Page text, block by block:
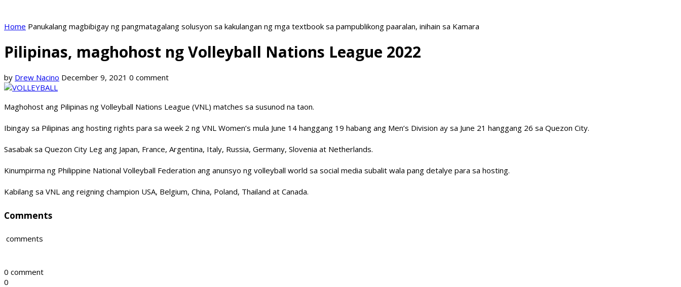
Home Panukalang magbibigay ng pangmatagalang solusyon sa kakulangan ng mga textbook sa pampublikong paaralan, inihain sa Kamara
Pilipinas, maghohost ng Volleyball Nations League 2022
by Drew Nacino December 9, 2021 0 comment
Maghohost ang Pilipinas ng Volleyball Nations League (VNL) matches sa susunod na taon.
Ibingay sa Pilipinas ang hosting rights para sa week 2 ng VNL Women’s mula June 14 hanggang 19 habang ang Men’s Division ay sa June 21 hanggang 26 sa Quezon City.
Sasabak sa Quezon City Leg ang Japan, France, Argentina, Italy, Russia, Germany, Slovenia at Netherlands.
Kinumpirma ng Philippine National Volleyball Federation ang anunsyo ng volleyball world sa social media subalit wala pang detalye para sa hosting.
Kabilang sa VNL ang reigning champion USA, Belgium, China, Poland, Thailand at Canada.
Comments
comments
0 comment
0